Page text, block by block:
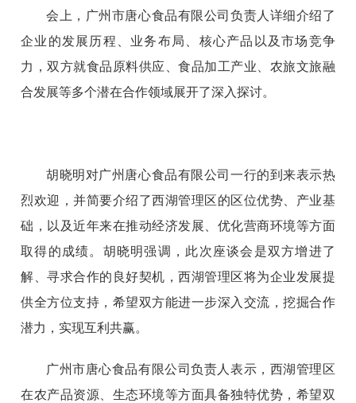
会上，广州市唐心食品有限公司负责人详细介绍了
企业的发展历程、业务布局、核心产品以及市场竞争
力，双方就食品原料供应、食品加工产业、农旅文旅融
合发展等多个潜在合作领域展开了深入探讨。
胡晓明对广州唐心食品有限公司一行的到来表示热
烈欢迎，并简要介绍了西湖管理区的区位优势、产业基
础，以及近年来在推动经济发展、优化营商环境等方面
取得的成绩。胡晓明强调，此次座谈会是双方增进了
解、寻求合作的良好契机，西湖管理区将为企业发展提
供全方位支持，希望双方能进一步深入交流，挖掘合作
潜力，实现互利共赢。
广州市唐心食品有限公司负责人表示，西湖管理区
在农产品资源、生态环境等方面具备独特优势，希望双